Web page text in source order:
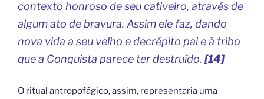
contexto honroso de seu cativeiro, através de
algum ato de bravura. Assim ele faz, dando
nova vida a seu velho e decrépito pai e à tribo
que a Conquista parece ter destruído. [14]
O ritual antropofágico, assim, representaria uma